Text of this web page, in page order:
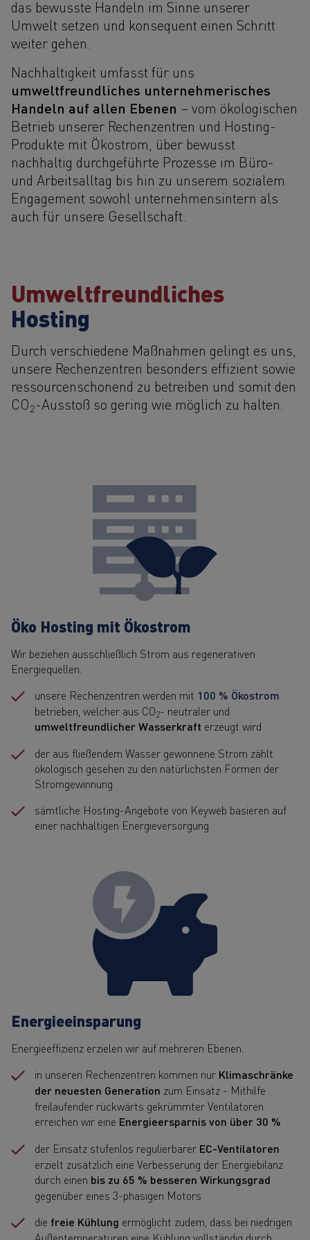
das bewusste Handeln im Sinne unserer
Umwelt setzen und konsequent einen Schritt
weiter gehen.
Nachhaltigkeit umfasst für uns
umweltfreundliches unternehmerisches
Handeln auf allen Ebenen – vom ökologischen
Betrieb unserer Rechenzentren und Hosting-
Produkte mit Ökostrom, über bewusst
nachhaltig durchgeführte Prozesse im Büro-
und Arbeitsalltag bis hin zu unserem sozialem
Engagement sowohl unternehmensintern als
auch für unsere Gesellschaft.
Umweltfreundliches
Hosting
Durch verschiedene Maßnahmen gelingt es uns,
unsere Rechenzentren besonders effizient sowie
ressourcenschonend zu betreiben und somit den
CO2-Ausstoß so gering wie möglich zu halten.
Öko Hosting mit Ökostrom
Wir beziehen ausschließlich Strom aus regenerativen
Energiequellen.
unsere Rechenzentren werden mit 100 % Ökostrom
betrieben, welcher aus CO2- neutraler und
umweltfreundlicher Wasserkraft erzeugt wird
der aus fließendem Wasser gewonnene Strom zählt
ökologisch gesehen zu den natürlichsten Formen der
Stromgewinnung
sämtliche Hosting-Angebote von Keyweb basieren auf
einer nachhaltigen Energieversorgung
Energieeinsparung
Energieeffizienz erzielen wir auf mehreren Ebenen.
in unseren Rechenzentren kommen nur Klimaschränke
der neuesten Generation zum Einsatz - Mithilfe
freilaufender rückwärts gekrümmter Ventilatoren
erreichen wir eine Energieersparnis von über 30 %
der Einsatz stufenlos regulierbarer EC-Ventilatoren
erzielt zusätzlich eine Verbesserung der Energiebilanz
durch einen bis zu 65 % besseren Wirkungsgrad
gegenüber eines 3-phasigen Motors
die freie Kühlung ermöglicht zudem, dass bei niedrigen